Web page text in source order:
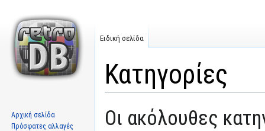
Κατηγορίες
Μετάβαση
στην
Πήδηση
στην
Οι ακόλουθες
Ειδική σελίδα
Αρχική σελίδα
Πρόσφατες αλλαγές